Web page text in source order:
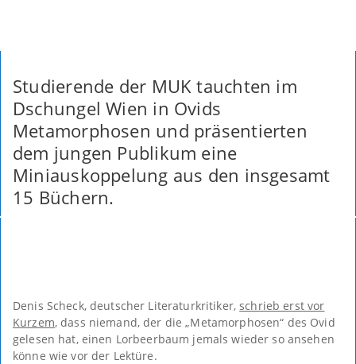
Studierende der MUK tauchten im
Dschungel Wien in Ovids
Metamorphosen und präsentierten
dem jungen Publikum eine
Miniauskoppelung aus den insgesamt
15 Büchern.
Denis Scheck, deutscher Literaturkritiker,schrieb erst vor
Kurzem, dass niemand, der die „Metamorphosen“ des Ovid
gelesen hat, einen Lorbeerbaum jemals wieder so ansehen
könne wie vor der Lektüre.